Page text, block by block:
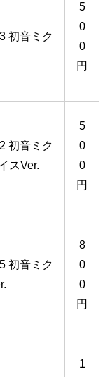
初音ミク
5
0
0
円
初音ミク
スVer.
5
0
0
円
初音ミク
8
0
0
円
1